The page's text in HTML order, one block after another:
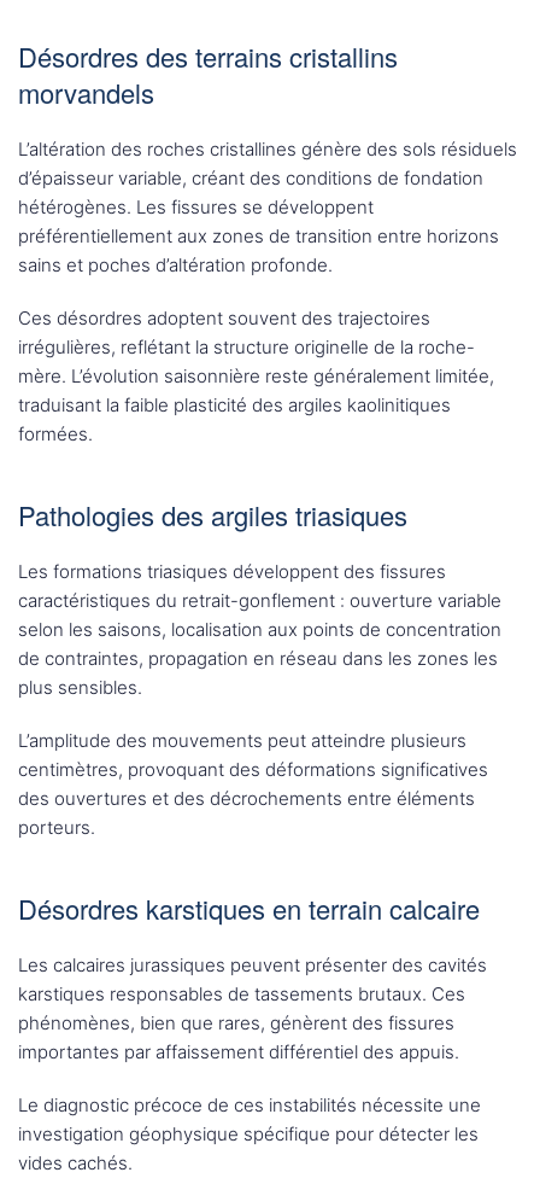
Désordres des terrains cristallins
morvandels
L’altération des roches cristallines génère des sols résiduels
d’épaisseur variable, créant des conditions de fondation
hétérogènes. Les fissures se développent
préférentiellement aux zones de transition entre horizons
sains et poches d’altération profonde.
Ces désordres adoptent souvent des trajectoires
irrégulières, reflétant la structure originelle de la roche-
mère. L’évolution saisonnière reste généralement limitée,
traduisant la faible plasticité des argiles kaolinitiques
formées.
Pathologies des argiles triasiques
Les formations triasiques développent des fissures
caractéristiques du retrait-gonflement : ouverture variable
selon les saisons, localisation aux points de concentration
de contraintes, propagation en réseau dans les zones les
plus sensibles.
L’amplitude des mouvements peut atteindre plusieurs
centimètres, provoquant des déformations significatives
des ouvertures et des décrochements entre éléments
porteurs.
Désordres karstiques en terrain calcaire
Les calcaires jurassiques peuvent présenter des cavités
karstiques responsables de tassements brutaux. Ces
phénomènes, bien que rares, génèrent des fissures
importantes par affaissement différentiel des appuis.
Le diagnostic précoce de ces instabilités nécessite une
investigation géophysique spécifique pour détecter les
vides cachés.